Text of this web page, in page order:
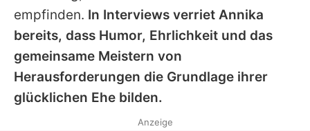
empfinden. In Interviews verriet Annika
bereits, dass Humor, Ehrlichkeit und das
gemeinsame Meistern von
Herausforderungen die Grundlage ihrer
glücklichen Ehe bilden.
Anzeige